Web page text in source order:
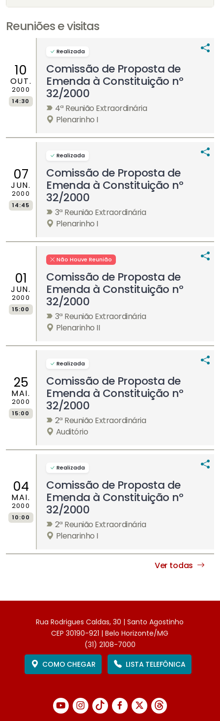
Reuniões e visitas
10
OUT.
2000
14:30
Realizada
Comissão de Proposta de
Emenda à Constituição nº
32/2000
4ª Reunião Extraordinária
Plenarinho I
07
JUN.
2000
14:45
Realizada
Comissão de Proposta de
Emenda à Constituição nº
32/2000
3ª Reunião Extraordinária
Plenarinho I
01
JUN.
2000
15:00
Não Houve Reunião
Comissão de Proposta de
Emenda à Constituição nº
32/2000
3ª Reunião Extraordinária
Plenarinho II
25
MAI.
2000
15:00
Realizada
Comissão de Proposta de
Emenda à Constituição nº
32/2000
2ª Reunião Extraordinária
Auditório
04
MAI.
2000
10:00
Realizada
Comissão de Proposta de
Emenda à Constituição nº
32/2000
2ª Reunião Extraordinária
Plenarinho I
Ver todas
Rua Rodrigues Caldas, 30 | Santo Agostinho
CEP 30190-921 | Belo Horizonte/MG
(31) 2108-7000
COMO CHEGAR
LISTA TELEFÔNICA